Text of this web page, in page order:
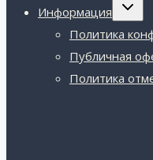
Информация
Политика
Публичная
Политика